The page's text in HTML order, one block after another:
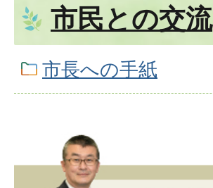
市民との交流
市長への手紙